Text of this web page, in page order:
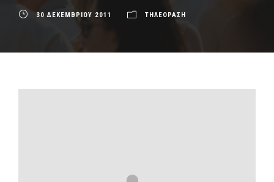
30 ΔΕΚΕΜΒΡΙΟΥ 2011 ΤΗΛΕΟΡΑΣΗ